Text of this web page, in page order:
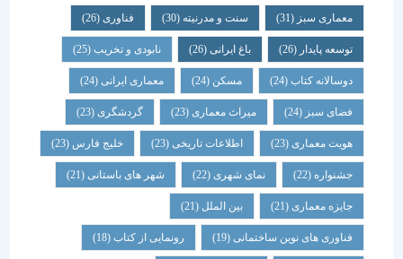
معماری سبز(31) سنت و مدرنیته(30) فناوری (26)
توسعه پایدار(26) باغ ایرانی(26) نابودی و تخریب(25)
دوسالانه کتاب(24) مسکن (24) معماری ایرانی(24)
فضای سبز(24) میراث معماری (23) گردشگری (23)
هویت معماری (23) اطلاعات تاریخی(23) خلیج فارس(23)
جشنواره(22) نمای شهری(22) شهر های باستانی (21)
جایزه معماری (21) بین الملل(21)
فناوری های نوین ساختمانی(19) رونمایی از کتاب (18)